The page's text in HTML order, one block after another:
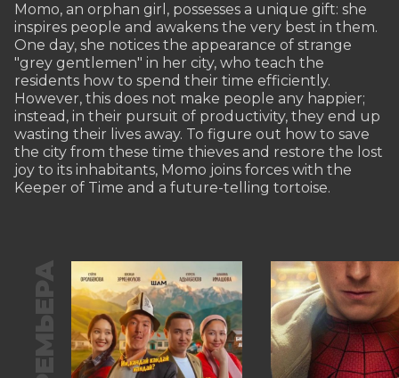
Momo, an orphan girl, possesses a unique gift: she
inspires people and awakens the very best in them.
One day, she notices the appearance of strange
"grey gentlemen" in her city, who teach the
residents how to spend their time efficiently.
However, this does not make people any happier;
instead, in their pursuit of productivity, they end up
wasting their lives away. To figure out how to save
the city from these time thieves and restore the lost
joy to its inhabitants, Momo joins forces with the
Keeper of Time and a future-telling tortoise.
ПРЕМЬЕРА